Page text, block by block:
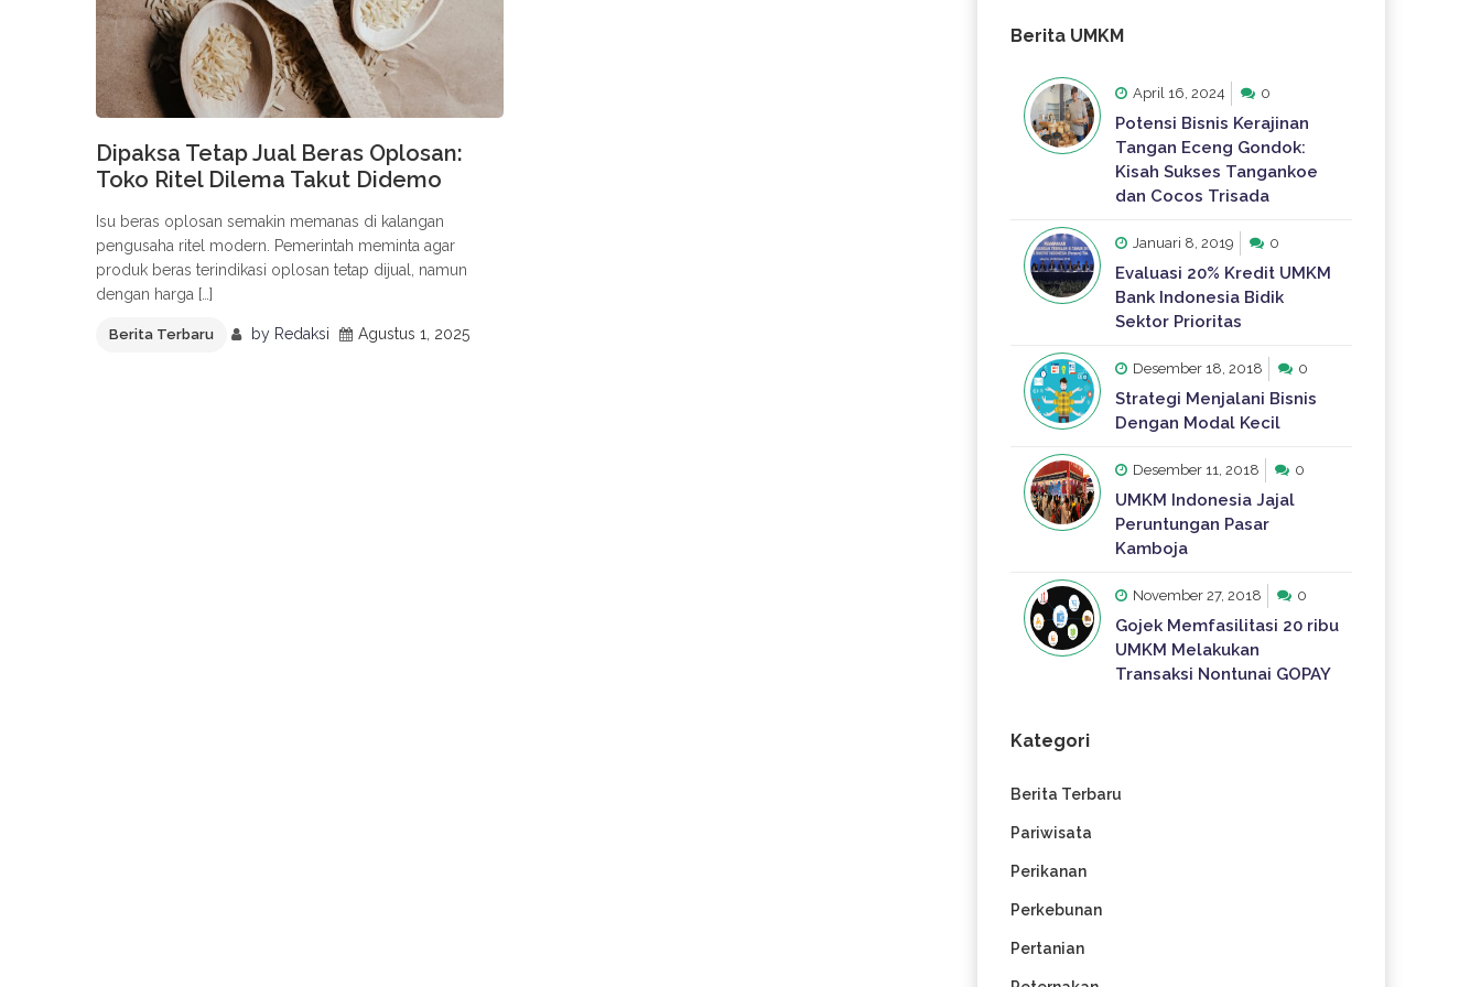
Dipaksa Tetap Jual Beras Oplosan:
Toko Ritel Dilema Takut Didemo
Isu beras oplosan semakin memanas di kalangan
pengusaha ritel modern. Pemerintah meminta agar
produk beras terindikasi oplosan tetap dijual, namun
dengan harga […]
Berita Terbaru by Redaksi Agustus 1, 2025
Berita UMKM
April 16, 2024 0
Potensi Bisnis Kerajinan
Tangan Eceng Gondok:
Kisah Sukses Tangankoe
dan Cocos Trisada
Januari 8, 2019 0
Evaluasi 20% Kredit UMKM
Bank Indonesia Bidik
Sektor Prioritas
Desember 18, 2018 0
Strategi Menjalani Bisnis
Dengan Modal Kecil
Desember 11, 2018 0
UMKM Indonesia Jajal
Peruntungan Pasar
Kamboja
November 27, 2018 0
Gojek Memfasilitasi 20 ribu
UMKM Melakukan
Transaksi Nontunai GOPAY
Kategori
Berita Terbaru
Pariwisata
Perikanan
Perkebunan
Pertanian